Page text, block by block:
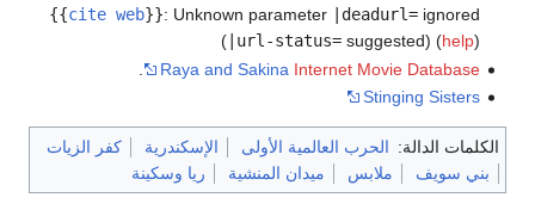
{{cite web}}: Unknown parameter |deadurl=ignored
(|url-status=suggested) (help)
Raya and Sakina Internet Movie Database
Stinging Sisters
الكلمات الدالة: الحرب العالمية الأولى الإسكندرية
كفر الزيات
بني سويف
ملابس ميدان المنشية ريا وسكينة